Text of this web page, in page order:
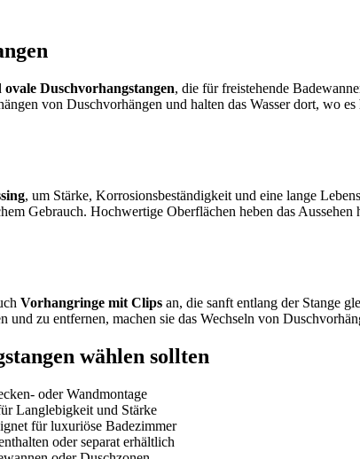
ovale Duschvorhangstangen, die für freistehende
von Duschvorhängen und halten das Wasser dort, wo
, um Stärke, Korrosionsbeständigkeit und eine lange
Gebrauch. Hochwertige Oberflächen heben das
Vorhangringe mit Clips an, die sanft entlang der Stange
zu entfernen, machen sie das Wechseln von
wählen sollten
oder Wandmontage
Langlebigkeit und Stärke
für luxuriöse Badezimmer
oder separat erhältlich